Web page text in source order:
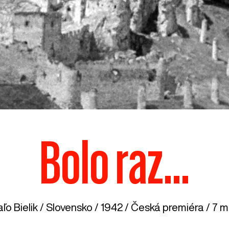
Bolo raz...
Bielik / Slovensko / 1942 / Česká premiéra / 7